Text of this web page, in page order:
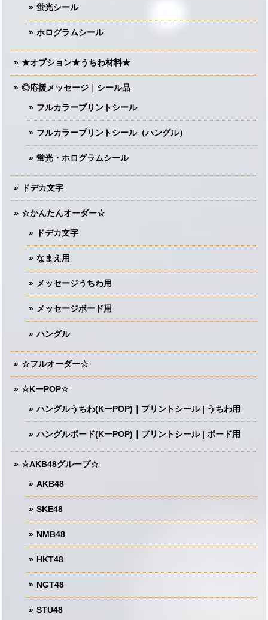
蛍光シール
ホログラムシール
★オプション★うちわ材料★
◎応援メッセージ｜シール品
フルカラープリントシール
フルカラープリントシール（ハングル）
蛍光・ホログラムシール
ドデカ文字
☆かんたんオーダー☆
ドデカ文字
なまえ用
メッセージうちわ用
メッセージボード用
ハングル
☆フルオーダー☆
☆KーPOP☆
ハングルうちわ(KーPOP)｜プリントシール | うちわ用
ハングルボード(KーPOP)｜プリントシール | ボード用
☆AKB48グループ☆
AKB48
SKE48
NMB48
HKT48
NGT48
STU48